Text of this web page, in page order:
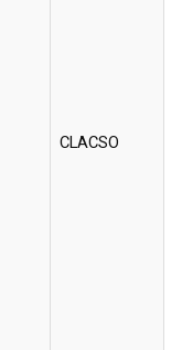
CLACSO